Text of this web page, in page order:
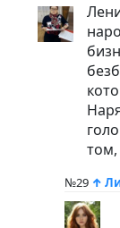
том,
№29 ↑